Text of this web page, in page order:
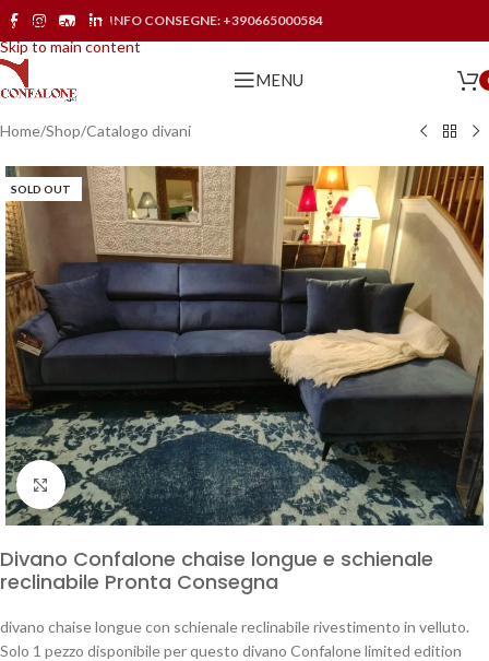
Skip to navigation
Skip to main content
INFO CONSEGNE: +390665000584
MENU
Home/Shop/Catalogo divani
SOLD OUT
Click to enlarge
Divano Confalone chaise longue e schienale
reclinabile Pronta Consegna
divano chaise longue con schienale reclinabile rivestimento in velluto.
Solo 1 pezzo disponibile per questo divano Confalone limited edition